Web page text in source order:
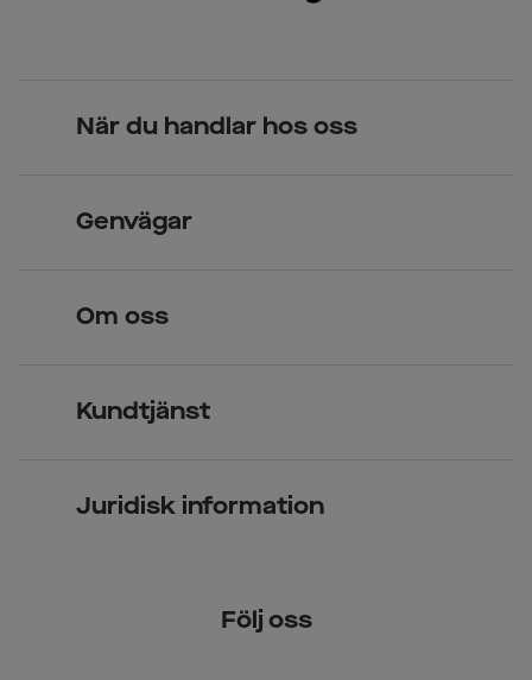
När du handlar hos oss
Över 70 butiker
Genvägar
Kontaktlinser
Om oss
Kundtjänst
Juridisk information
Följ oss